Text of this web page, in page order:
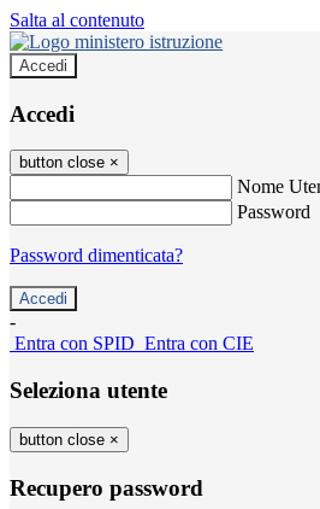
Salta al contenuto
Accedi
Accedi
button close ×
Nome
Password
Password dimenticata?
-
Entra con SPID Entra con CIE
Seleziona utente
button close ×
Recupero password